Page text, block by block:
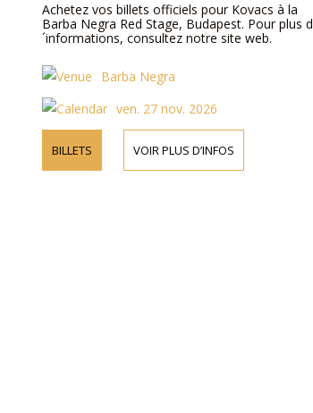
Achetez vos billets officiels pour Kovacs à la
Barba Negra Red Stage, Budapest. Pour plus d
´informations, consultez notre site web.
Barba Negra
ven. 27 nov. 2026
BILLETS VOIR PLUS D’INFOS